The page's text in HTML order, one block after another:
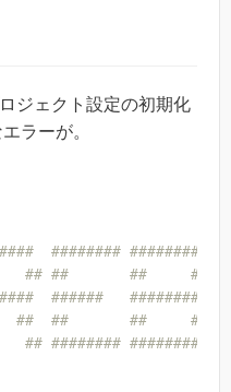
ロジェクト設定の初期化
ラーが。
########
## ##       ##     ##
######   ########
##  ##       ##     ##
######## ########